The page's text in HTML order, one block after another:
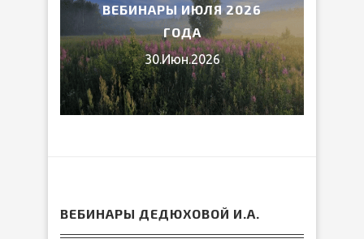
ВЕБИНАРЫ ИЮЛЯ 2026
ГОДА
30.Июн.2026
ВЕБИНАРЫ ДЕДЮХОВОЙ И.А.